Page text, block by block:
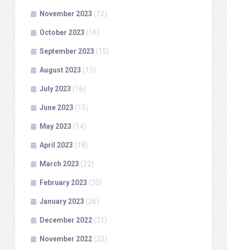
November 2023 (12)
October 2023 (16)
September 2023 (15)
August 2023 (15)
July 2023 (16)
June 2023 (15)
May 2023 (14)
April 2023 (18)
March 2023 (22)
February 2023 (20)
January 2023 (26)
December 2022 (21)
November 2022 (23)